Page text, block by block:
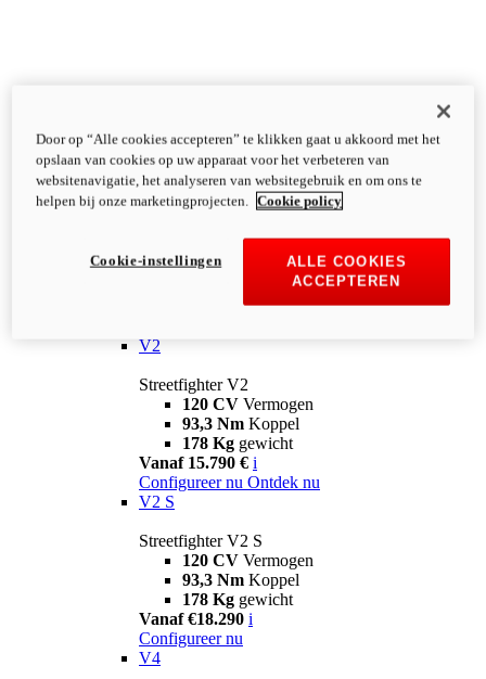
V2
Streetfighter V2
120 CV Vermogen
93,3 Nm Koppel
178 Kg gewicht
Vanaf 15.790 € i
Configureer nu Ontdek nu
V2 S
Streetfighter V2 S
120 CV Vermogen
93,3 Nm Koppel
178 Kg gewicht
Vanaf €18.290 i
Configureer nu
V4
Door op “Alle cookies accepteren” te klikken gaat u akkoord met het
opslaan van cookies op uw apparaat voor het verbeteren van
websitenavigatie, het analyseren van websitegebruik en om ons te
helpen bij onze marketingprojecten.
Cookie policy
ALLE COOKIES
ACCEPTEREN
Cookie-instellingen